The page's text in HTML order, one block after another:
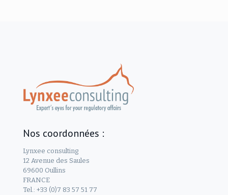
Nos coordonnées :
Lynxee consulting
12 Avenue des Saules
69600 Oullins
FRANCE
Tel.: +33 (0)7 83 57 51 77